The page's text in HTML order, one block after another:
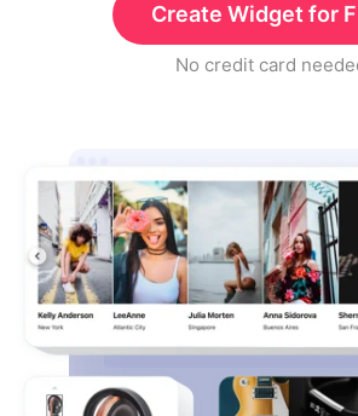
Create Widget for
No credit card